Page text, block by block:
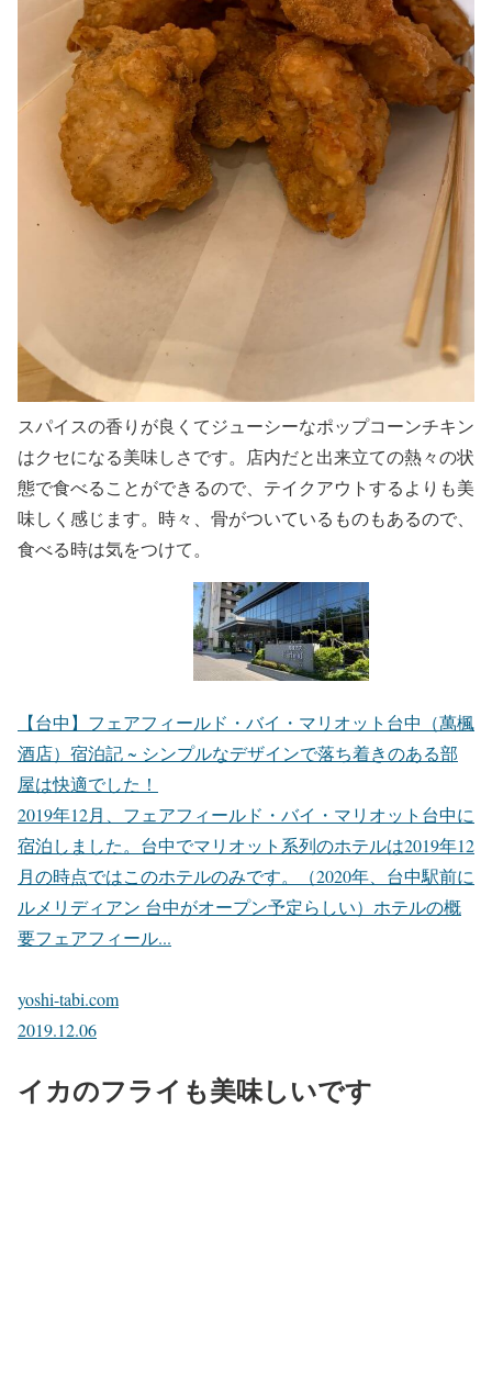
スパイスの香りが良くてジューシーなポップコーンチキン
はクセになる美味しさです。店内だと出来立ての熱々の状
態で食べることができるので、テイクアウトするよりも美
味しく感じます。時々、骨がついているものもあるので、
食べる時は気をつけて。
【台中】フェアフィールド・バイ・マリオット台中（萬楓
酒店）宿泊記 ~ シンプルなデザインで落ち着きのある部
屋は快適でした！
2019年12月、フェアフィールド・バイ・マリオット台中に
宿泊しました。台中でマリオット系列のホテルは2019年12
月の時点ではこのホテルのみです。（2020年、台中駅前に
ルメリディアン 台中がオープン予定らしい）ホテルの概
要フェアフィール...
yoshi-tabi.com
2019.12.06
イカのフライも美味しいです